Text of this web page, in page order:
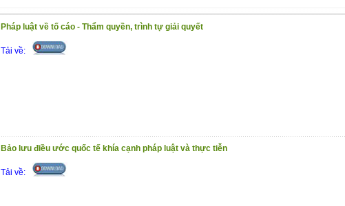
Pháp luật về tố cáo - Thẩm quyền, trình tự giải quyết
Tải về:
Bảo lưu điều ước quốc tế khía cạnh pháp luật và thực tiễn
Tải về: